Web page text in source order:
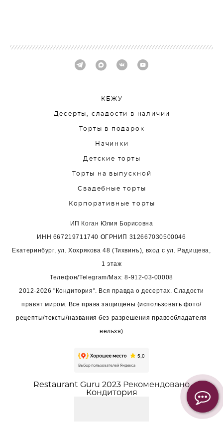
КБЖУ
Десерты, сладости в наличии
Торты в подарок
Начинки
Детские торты
Торты на выпускной
Свадебные торты
Корпоративные торты
ИП Коган Юлия Борисовна
ИНН 667219711740 ОГРНИП 312667030500046
Екатеринбург, ул. Хохрякова 48 (Тихвинъ), вход с ул. Радищева,
1 этаж
Телефон/Telegram/Max:8-912-03-00008
2012-2026 "Кондитория". Вся правда о десертах. Сладости
правят миром. Все права защищены (использовать фото/
рецепты/тексты/названия без разрешения правообладателя
нельзя)
Restaurant Guru 2023 Рекомендовано
Кондитория